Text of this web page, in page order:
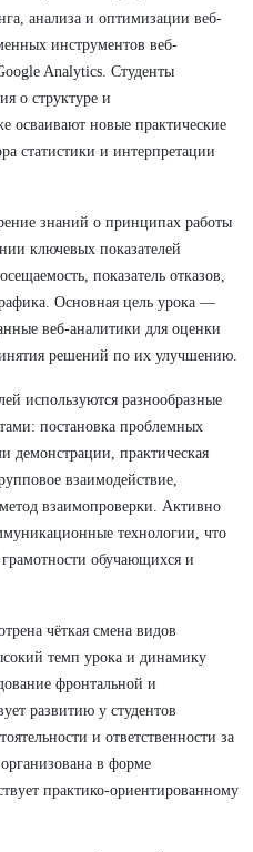
анализа и оптимизации веб-
инструментов веб-
Analytics. Студенты
о структуре и
осваивают новые практические
статистики и интерпретации
знаний о принципах работы
ключевых показателей
показатель отказов,
Основная цель урока —
веб-аналитики для оценки
решений по их улучшению.
используются разнообразные
постановка проблемных
демонстрации, практическая
взаимодействие,
взаимопроверки. Активно
технологии, что
обучающихся и
чёткая смена видов
темп урока и динамику
фронтальной и
развитию у студентов
и ответственности за
организована в форме
практико-ориентированному